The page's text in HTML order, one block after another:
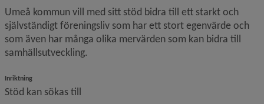
Umeå kommun vill med sitt stöd bidra till ett starkt och
självständigt föreningsliv som har ett stort egenvärde och
som även har många olika mervärden som kan bidra till
samhällsutveckling.
Inriktning
Stöd kan sökas till